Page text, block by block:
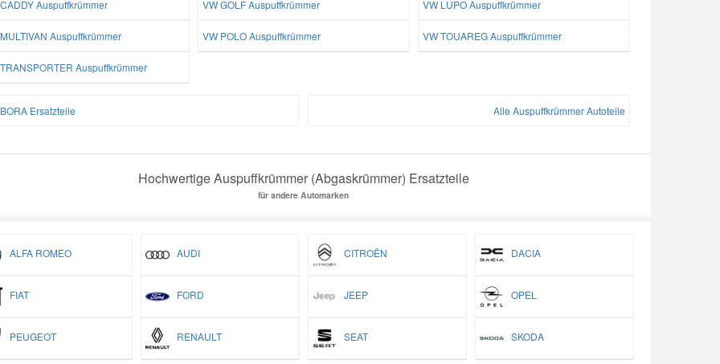
Auspuffkrümmer VW GOLF Auspuffkrümmer VW LUPO Auspuffkrümmer
Auspuffkrümmer VW POLO Auspuffkrümmer VW TOUAREG Auspuffkrümmer
Auspuffkrümmer
Ersatzteile Alle Auspuffkrümmer Autoteile
Hochwertige Auspuffkrümmer (Abgaskrümmer) Ersatzteile
für andere Automarken
ALFA ROMEO AUDI CITROËN DACIA
FIAT FORD JEEP OPEL
PEUGEOT RENAULT SEAT SKODA